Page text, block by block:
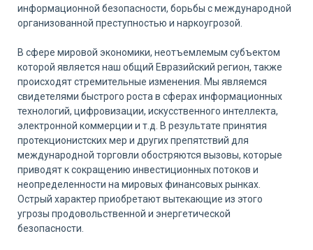
информационной безопасности, борьбы с международной
организованной преступностью и наркоугрозой.
В сфере мировой экономики, неотъемлемым субъектом
которой является наш общий Евразийский регион, также
происходят стремительные изменения. Мы являемся
свидетелями быстрого роста в сферах информационных
технологий, цифровизации, искусственного интеллекта,
электронной коммерции и т.д. В результате принятия
протекционистских мер и других препятствий для
международной торговли обостряются вызовы, которые
приводят к сокращению инвестиционных потоков и
неопределенности на мировых финансовых рынках.
Острый характер приобретают вытекающие из этого
угрозы продовольственной и энергетической
безопасности.